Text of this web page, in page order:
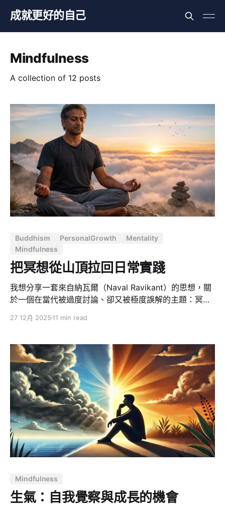
成就更好的自己
Mindfulness
A collection of 12 posts
Buddhism PersonalGrowth
Mentality
Mindfulness
把冥想從山頂拉回日常實踐
我想分享一套來自納瓦爾（Naval Ravikant）的思想，關
於一個在當代被過度討論、卻又被極度誤解的主題：冥
重要的三件事：財富、健康與幸福。而他自己也說過，如
幸福，最後纔是財富。 在納瓦爾的語境裡，健康並不只是
「沒有生病」。它涵蓋身體的強健、心理的韌性，以及精
神上的平和。對他而言，這是人生的頭等大事，優先級高
於幸福、高於家庭，也高於工作。原因很直接：身體是你
在這個物質世界唯一的棲身之所。如果這個房子塌了，裡
面的一切傢俱、裝飾與財富，都將失去意義。 也正因如
此，在他為了維護這個棲身之所所培養的所有習慣中，冥
想無疑是最顯眼、也是槓桿率最高的一個。 為什麼冥想越
流行，真正做到的人越少 納瓦爾觀察到一個很尖銳的現
象：冥想在現代社會變得像一種「結石」。 你走進矽谷任
件、各種平台 —— 幾乎每個人都在談冥想，
27 12月 2025 11 min read
Mindfulness
生氣：自我覺察與成長的機會